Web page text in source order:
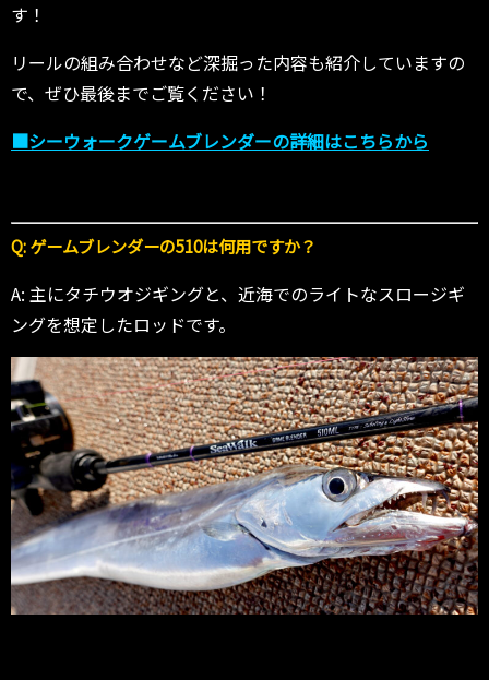
す！
リールの組み合わせなど深掘った内容も紹介していますの
で、ぜひ最後までご覧ください！
■シーウォークゲームブレンダーの詳細はこちらから
Q: ゲームブレンダーの510は何用ですか？
A: 主にタチウオジギングと、近海でのライトなスロージギ
ングを想定したロッドです。